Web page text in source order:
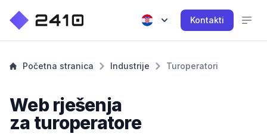
Kontakti
Početna stranica Industrije Turoperatori
Web rješenja
za turoperatore